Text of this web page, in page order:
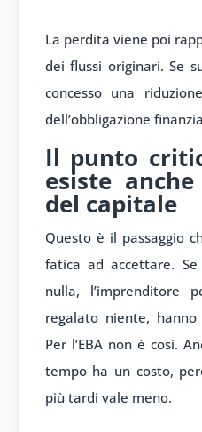
La perdita viene poi
dei flussi originari. Se
concesso una
dell’obbligazione
Il punto
esiste
del capitale
Questo è il passaggio
fatica ad accettare.
nulla, l’imprenditore
regalato niente,
Per l’EBA non è così.
tempo ha un costo,
più tardi vale meno.